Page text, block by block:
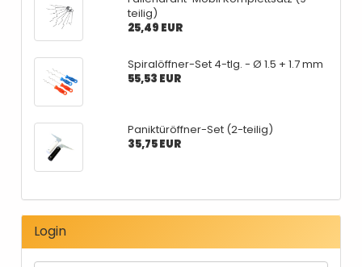
teilig)
25,49 EUR
Spiralöffner-Set 4-tlg. - Ø 1.5 + 1.7 mm
55,53 EUR
Paniktüröffner-Set (2-teilig)
35,75 EUR
Login